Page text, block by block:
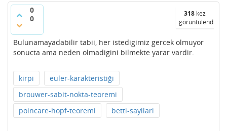
0
0
318 kez
görüntülendi
Bulunamayadabilir tabii, her istedigimiz gercek olmuyor
sonucta ama neden olmadigini bilmekte yarar vardir.
kirpi
euler-karakteristiği
brouwer-sabit-nokta-teoremi
poincare-hopf-teoremi
betti-sayilari